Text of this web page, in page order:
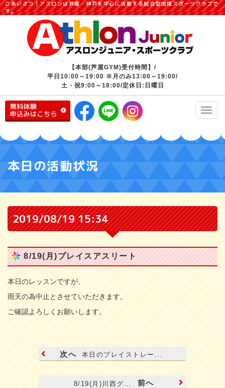
ごあいさつ｜アスロンは芦屋・神戸を中心に活動する総合型地域スポーツクラブで
す。
【本部(芦屋GYM)受付時間】/
平日10:00～19:00 ※月のみ13:00～19:00/
土・祝9:00～18:00/定休日:日曜日
本日の活動状況
2019/08/19 15:34
8/19(月)プレイスアスリート
本日のレッスンですが、
雨天の為中止とさせていただきます。
ご確認よろしくお願いします。
次へ 本日のプレイストレー...
8/19(月)川西グ... 前へ